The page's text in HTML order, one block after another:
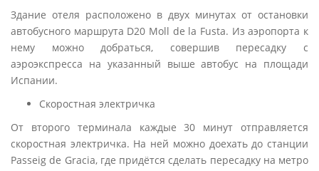
Здание отеля расположено в двух минутах от остановки
автобусного маршрута D20 Moll de la Fusta. Из аэропорта к
нему можно добраться, совершив пересадку с
аэроэкспресса на указанный выше автобус на площади
Испании.
Скоростная электричка
От второго терминала каждые 30 минут отправляется
скоростная электричка. На ней можно доехать до станции
Passeig de Gracia, где придётся сделать пересадку на метро